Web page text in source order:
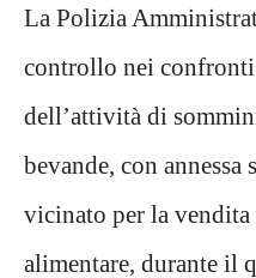
La Polizia
controllo nei
dell’attività di
bevande, con
vicinato per la
alimentare , durante il